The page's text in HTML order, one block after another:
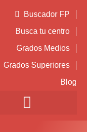
Buscador FP
Busca tu centro
Grados Medios
Grados Superiores
Blog